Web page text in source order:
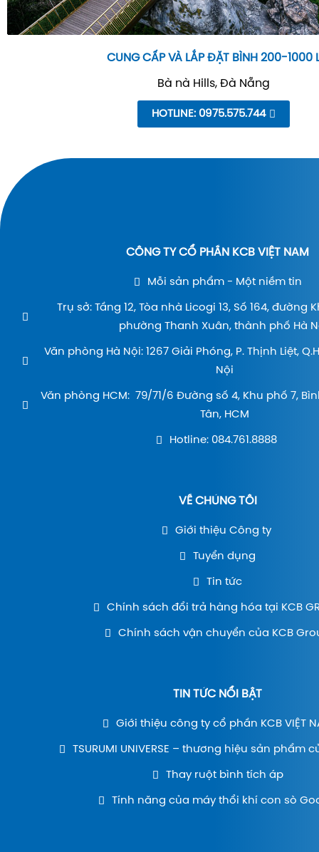
CUNG CẤP VÀ LẮP ĐẶT BÌNH 200-1000
Bà nà Hills, Đà Nẵng
HOTLINE: 0975.575.744
CÔNG TY CỔ PHẦN KCB VIỆT NAM
Mỗi sản phẩm - Một niềm tin
Trụ sở: Tầng 12, Tòa nhà Licogi 13, Số 164, đường
phường Thanh Xuân, thành phố Hà
Văn phòng Hà Nội: 1267 Giải Phóng, P. Thịnh Liệt,
Nội
Văn phòng HCM: 79/71/6 Đường số 4, Khu phố 7,
Tân, HCM
Hotline: 084.761.8888
VỀ CHÚNG TÔI
Giới thiệu Công ty
Tuyển dụng
Tin tức
Chính sách đổi trả hàng hóa tại KCB
Chính sách vận chuyển của KCB
TIN TỨC NỔI BẬT
Giới thiệu công ty cổ phần KCB VIỆT
TSURUMI UNIVERSE – thương hiệu sản phẩm
Thay ruột bình tích áp
Tính năng của máy thổi khí con sò